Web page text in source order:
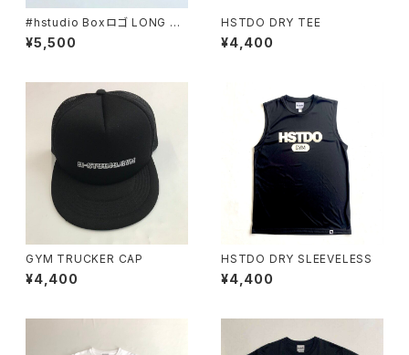
#hstudio Boxロゴ LONG SL
EEVE COTTON
¥5,500
HSTDO DRY TEE
¥4,400
GYM TRUCKER CAP
¥4,400
HSTDO DRY SLEEVELESS
¥4,400